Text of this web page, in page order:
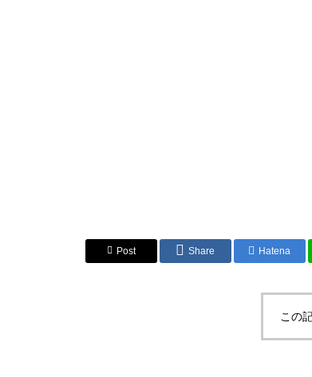
Post Share Hatena
この